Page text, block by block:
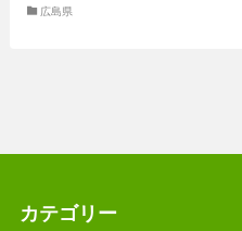
広島県
カテゴリー